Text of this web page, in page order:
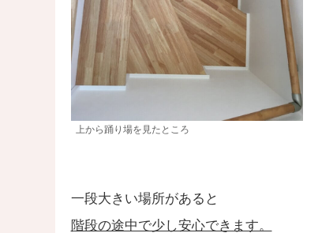
上から踊り場を見たところ
一段大きい場所があると
階段の途中で少し安心できます。